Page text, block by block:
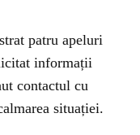
patru apeluri
informații
contactul cu
situației.